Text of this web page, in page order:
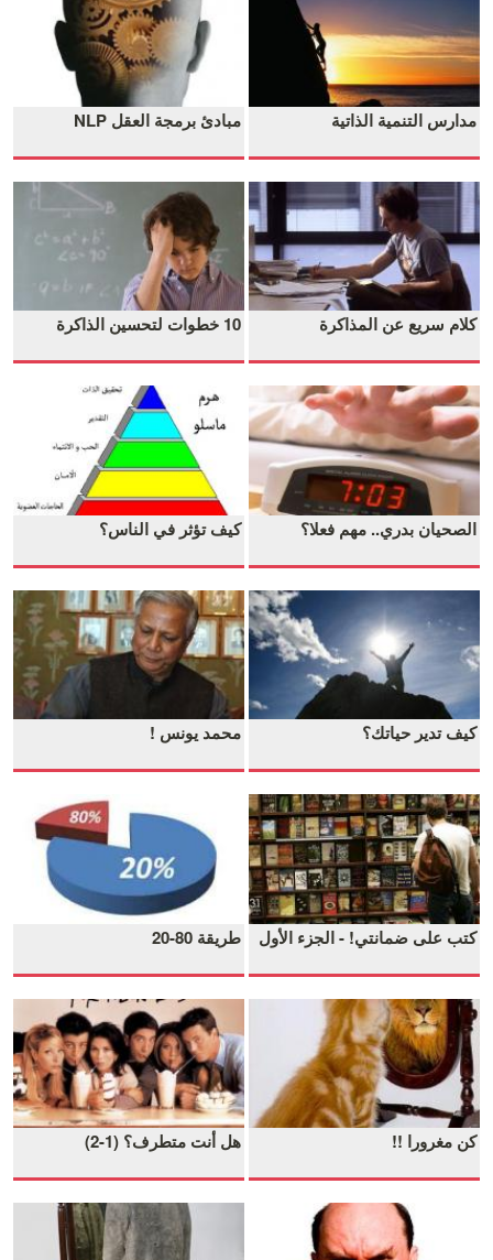
مدارس التنمية الذاتية مبادئ برمجة العقل NLP
كلام سريع عن المذاكرة 10 خطوات لتحسين الذاكرة
الصحيان بدري.. مهم فعلا؟ كيف تؤثر في الناس؟
كيف تدير حياتك؟ محمد يونس !
كتب على ضمانتي! - الجزء الأول طريقة 80-20
كن مغرورا !! هل أنت متطرف؟ (1-2)